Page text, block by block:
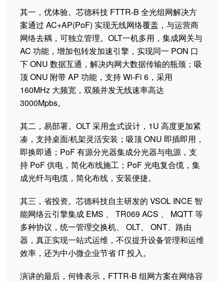
其一，优体验。芯德科技 FTTR-B 全光组网解决方
案通过 AC+AP(PoF) 实现无线网络覆盖，与运营商
网络去耦，可独立管理。OLT一机多用，集成网关与
AC 功能，增加包转发加速引擎，实现同一 PON 口
下 ONU 数据互通，解决内网大数据传输的瓶颈；吸
顶 ONU 附带 AP 功能，支持 Wi-Fi 6，采用
160MHz 大频宽，双频并发无线速率高达
3000Mpbs。
其二，易部署。OLT 采用盒式设计，1U 高度更加紧
凑，支持桌面/机架灵活安装；吸顶 ONU 即插即用，
即换即通；PoF 有源分光器集成分光器与电源，支
持 PoF 供电，简化布线施工；PoF 光电复合缆，集
成光纤与电缆，简化布线，安装便捷。
其三，省投资。芯德科技自主研发的 VSOL INCE 智
能网络云引擎集成 EMS 、 TR069 ACS 、 MQTT 等
多种协议，统一管理交换机、 OLT、 ONT、路由
器，真正实现一站式运维，不仅提升设备管理和运维
效率，还为中小微企业节省 IT 投入。
演讲的最后，何锋表示，FTTR-B 组网方案在网络容